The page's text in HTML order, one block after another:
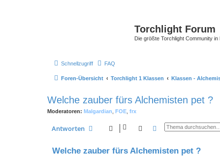
Torchlight Forum
Die größte Torchlight Community in
Schnellzugriff FAQ
Foren-Übersicht Torchlight 1 Klassen Klassen -
Welche zauber fürs Alchemisten pet ?
Moderatoren: Malgardian FOE frx
Antworten Suche Erweiterte Suche
Welche zauber fürs Alchemisten pet ?